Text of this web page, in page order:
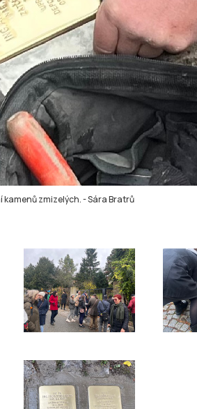
kamenů zmizelých.-Sára Bratrů